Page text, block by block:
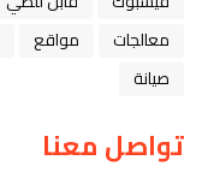
معالجات
مواقع
صيانة
تواصل معنا